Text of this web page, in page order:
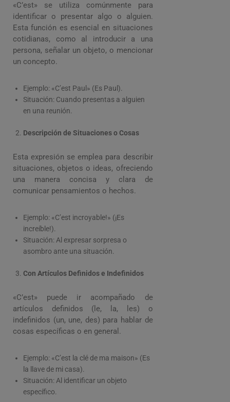
«C’est» se utiliza comúnmente para
identificar o presentar algo o alguien.
Esta función es esencial en situaciones
cotidianas, como al introducir a una
persona, señalar un objeto, o mencionar
un concepto.
Ejemplo: «C’est Paul» (Es Paul).
Situación: Cuando presentas a alguien
en una reunión.
Descripción de Situaciones o Cosas
Esta expresión se emplea para describir
situaciones, objetos o ideas, ofreciendo
una manera concisa y clara de
comunicar pensamientos o hechos.
Ejemplo: «C’est incroyable!» (¡Es
increíble!).
Situación: Al expresar sorpresa o
asombro ante una situación.
Con Artículos Definidos e Indefinidos
«C’est» puede ir acompañado de
artículos definidos (le, la, les) o
indefinidos (un, une, des) para hablar de
cosas específicas o en general.
Ejemplo: «C’est la clé de ma maison» (Es
la llave de mi casa).
Situación: Al identificar un objeto
específico.